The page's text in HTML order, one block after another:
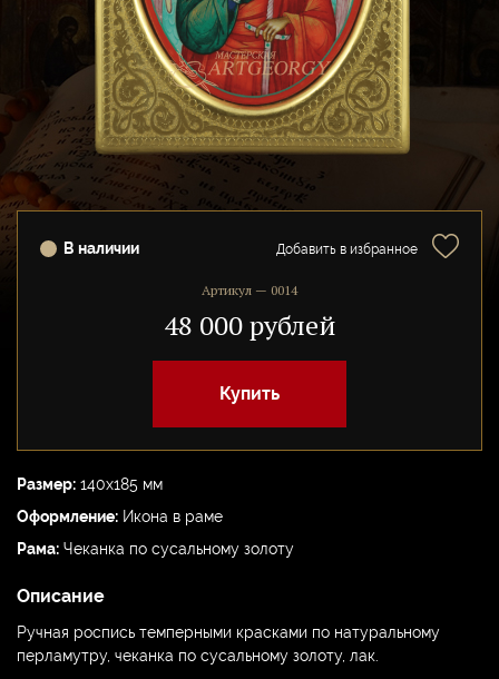
В наличии Добавить в избранное
Артикул — 0014
48 000 рублей
Купить
Размер: 140х185 мм
Оформление: Икона в раме
Рама: Чеканка по сусальному золоту
Описание
Ручная роспись темперными красками по натуральному
перламутру, чеканка по сусальному золоту, лак.